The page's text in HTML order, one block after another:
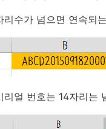
리수가 넘으면 연속되
리얼 번호는 14자리는